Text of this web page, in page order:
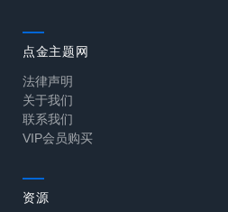
点金主题网
法律声明
关于我们
联系我们
VIP会员购买
资源